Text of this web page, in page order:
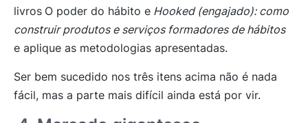
livros O poder do hábito e Hooked (engajado): como
construir produtos e serviços formadores de hábitos
e aplique as metodologias apresentadas.
Ser bem sucedido nos três itens acima não é nada
fácil, mas a parte mais difícil ainda está por vir.